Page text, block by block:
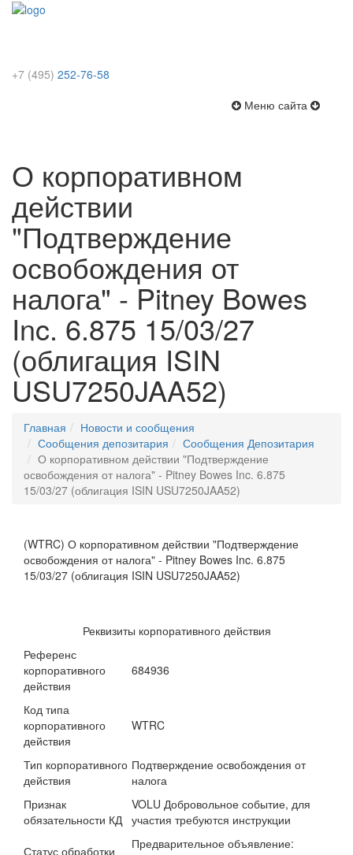
+7 (495) 252-76-58
Меню сайта Меню
О корпоративном
действии
"Подтверждение
освобождения от
налога" - Pitney Bowes
Inc. 6.875 15/03/27
(облигация ISIN
USU7250JAA52)
Главная
Новости и сообщения
Сообщения депозитария
Сообщения Депозитария
О корпоративном действии "Подтверждение
освобождения от налога" - Pitney Bowes Inc. 6.875
15/03/27 (облигация ISIN USU7250JAA52)
(WTRC) О корпоративном действии "Подтверждение
освобождения от налога" - Pitney Bowes Inc. 6.875
15/03/27 (облигация ISIN USU7250JAA52)
Реквизиты корпоративного действия
Референс
корпоративного
действия
684936
Код типа
корпоративного
действия
WTRC
Тип корпоративного
действия
Подтверждение освобождения от
налога
Признак
обязательности КД
VOLU Добровольное событие, для
участия требуются инструкции
Статус обработки
Предварительное объявление: